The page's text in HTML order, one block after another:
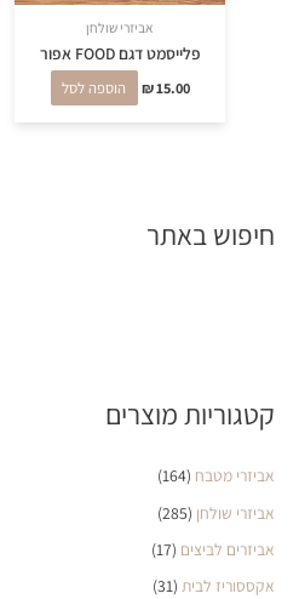
חיפוש באתר
קטגוריות מוצרים
אביזרי מטבח (164)
אביזרי שולחן (285)
אביזרים לביצים (17)
אקססוריז לבית (31)
אביזרי שולחן
פלייסמט דגם FOOD אפור
₪15.00 הוספה לסל